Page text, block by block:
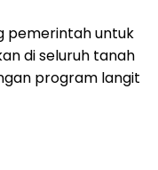
pemerintah untuk
di seluruh tanah
program langit